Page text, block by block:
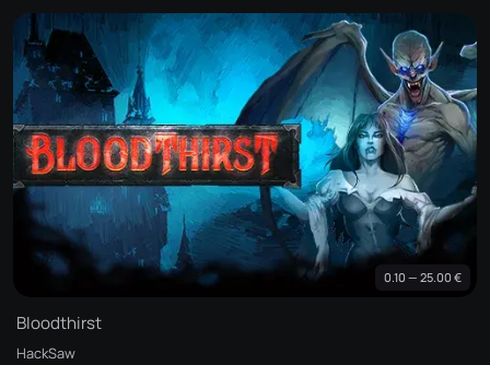
0.10 — 25.00 €
Bloodthirst
HackSaw